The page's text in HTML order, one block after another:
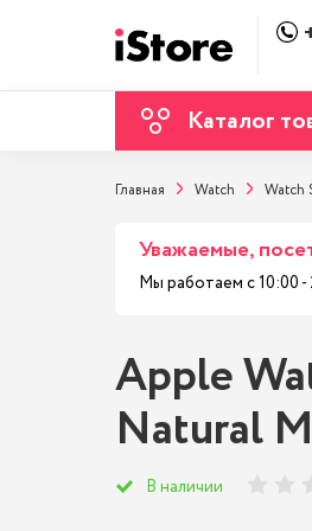
Каталог
Главная Watch Watch
Уважаемые,
Мы работаем с 10:00
Apple
Natural
В наличии